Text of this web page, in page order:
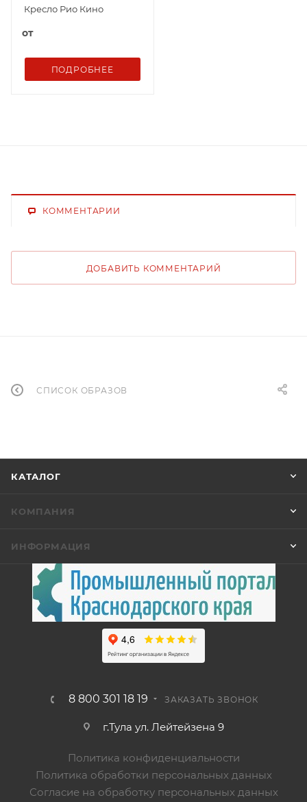
Кресло Рио Кино
от
ПОДРОБНЕЕ
КОММЕНТАРИИ
ДОБАВИТЬ КОММЕНТАРИЙ
СПИСОК ОБРАЗОВ
КАТАЛОГ
КОМПАНИЯ
ИНФОРМАЦИЯ
8 800 301 18 19 ЗАКАЗАТЬ ЗВОНОК
г.Тула ул. Лейтейзена 9
Политика конфиденциальности
Политика обработки персональных данных
Согласие на обработку персональных данных